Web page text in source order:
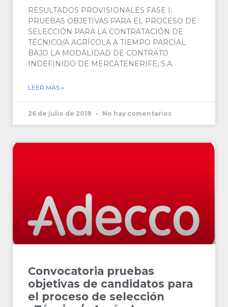
RESULTADOS PROVISIONALES FASE I:
PRUEBAS OBJETIVAS PARA EL PROCESO DE
SELECCIÓN PARA LA CONTRATACIÓN DE
TÉCNICO/A AGRÍCOLA A TIEMPO PARCIAL
BAJO LA MODALIDAD DE CONTRATO
INDEFINIDO DE MERCATENERIFE, S.A.
LEER MÁS »
26 de julio de 2018 No hay comentarios
Convocatoria pruebas
objetivas de candidatos para
el proceso de selección